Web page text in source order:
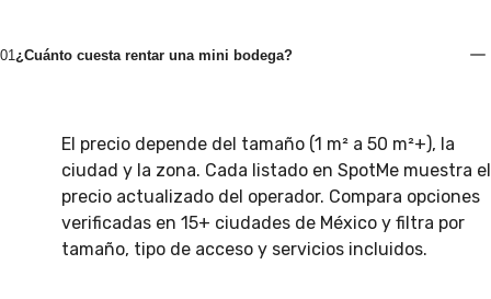
01 ¿Cuánto cuesta rentar una mini bodega?
El precio depende del tamaño (1 m² a 50 m²+), la
ciudad y la zona. Cada listado en SpotMe muestra el
precio actualizado del operador. Compara opciones
verificadas en 15+ ciudades de México y filtra por
tamaño, tipo de acceso y servicios incluidos.